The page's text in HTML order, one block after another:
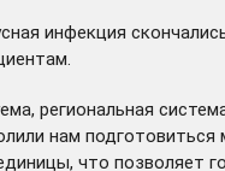
инфекция
региональная
нам
что позволяет